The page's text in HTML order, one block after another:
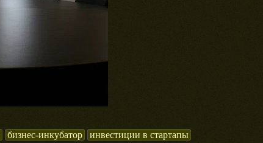
бизнес-инкубатор инвестиции в стартапы